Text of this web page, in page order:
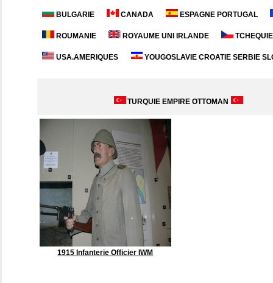
BULGARIE CANADA ESPAGNE PORTUGAL
ROUMANIE ROYAUME UNI IRLANDE
USA.AMERIQUES YOUGOSLAVIE CROATIE SERBIE
TURQUIE EMPIRE OTTOMAN
1915 Infanterie Officier IWM